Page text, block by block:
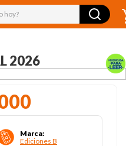
hoy?
2026
Marca:
Ediciones B